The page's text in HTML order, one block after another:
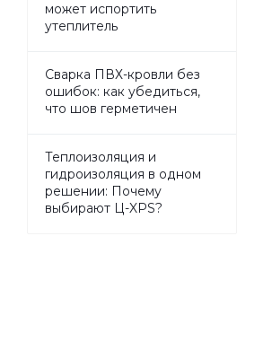
может испортить
утеплитель
Сварка ПВХ-кровли без
ошибок: как убедиться,
что шов герметичен
Теплоизоляция и
гидроизоляция в одном
решении: Почему
выбирают Ц-XPS?